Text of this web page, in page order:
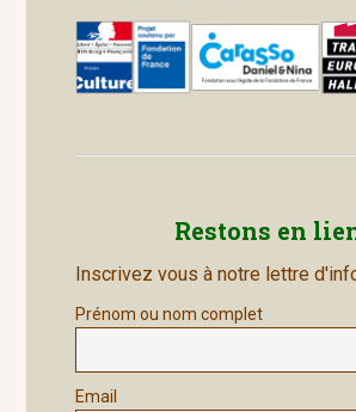
Restons en
Inscrivez vous à notre lettre
Prénom ou nom complet
Email